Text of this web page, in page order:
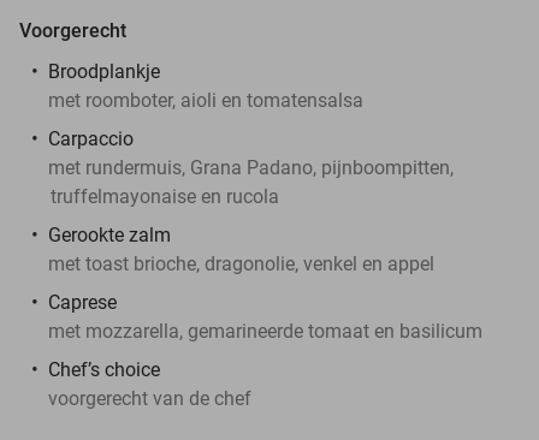
Voorgerecht
Broodplankje
met roomboter, aioli en tomatensalsa
Carpaccio
met rundermuis, Grana Padano, pijnboompitten,
truffelmayonaise en rucola
Gerookte zalm
met toast brioche, dragonolie, venkel en appel
Caprese
met mozzarella, gemarineerde tomaat en basilicum
Chef’s choice
voorgerecht van de chef